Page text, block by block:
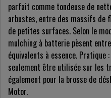
parfait comme tondeuse de
arbustes, entre des massifs de
de petites surfaces. Selon le
mulching à batterie pèsent
équivalents à essence. Pratique
seulement être utilisée sur les
également pour la brosse de
Motor.